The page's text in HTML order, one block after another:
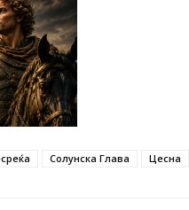
Солунска Глава Цесна